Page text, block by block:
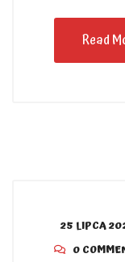
Read
25 LIPCA
0